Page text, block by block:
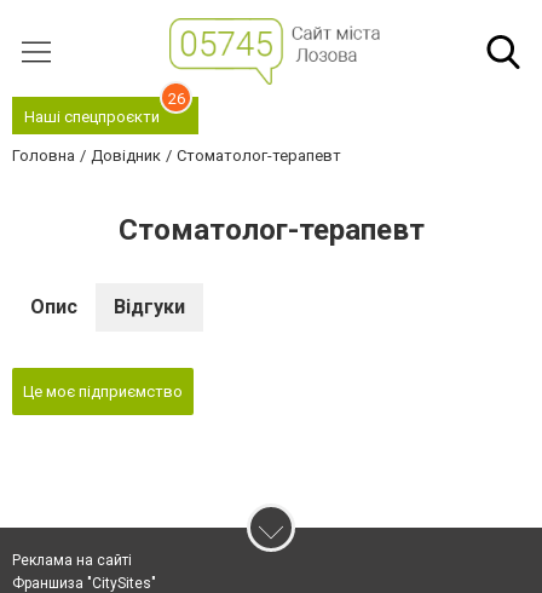
Наші спецпроєкти
26
Головна Довідник Стоматолог-терапевт
Стоматолог-терапевт
Опис Відгуки
Це моє підприємство
Реклама на сайті
Франшиза "CitySites"